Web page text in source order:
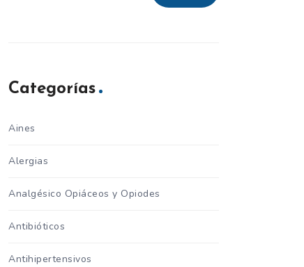
Categorías
Aines
Alergias
Analgésico Opiáceos y Opiodes
Antibióticos
Antihipertensivos